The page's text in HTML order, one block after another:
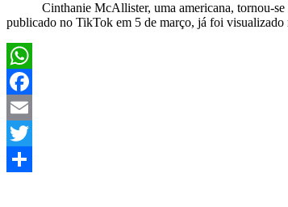
Cinthanie McAllister, uma americana, tornou-se
publicado no TikTok em 5 de março, já foi
WhatsApp
Facebook
Email
Twitter